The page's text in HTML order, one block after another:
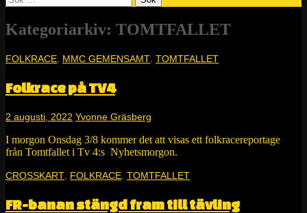
efter:
Kategoriarkiv: TOMTFALLET
FOLKRACE, MMC GEMENSAMT, TOMTFALLET
Folkrace på TV4
2 augusti, 2022 Yvonne Gräsberg
I morgon Onsdag 3/8 kommer det att visas ett folkracereportage
från Tomtfallet i Tv 4:s Nyhetsmorgon.
CROSSKART, FOLKRACE, TOMTFALLET
FR-banan stängd fram till tävling